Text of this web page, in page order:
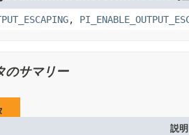
,
のサマリー
説明